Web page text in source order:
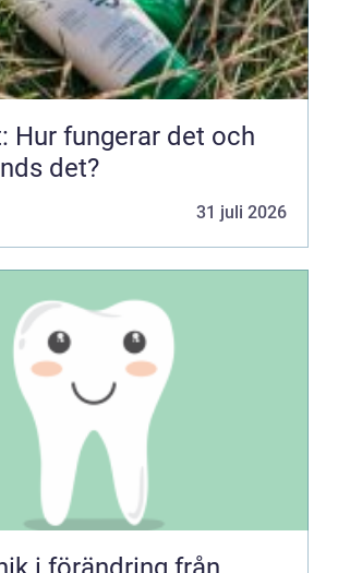
Hur fungerar det och
det?
31 juli 2026